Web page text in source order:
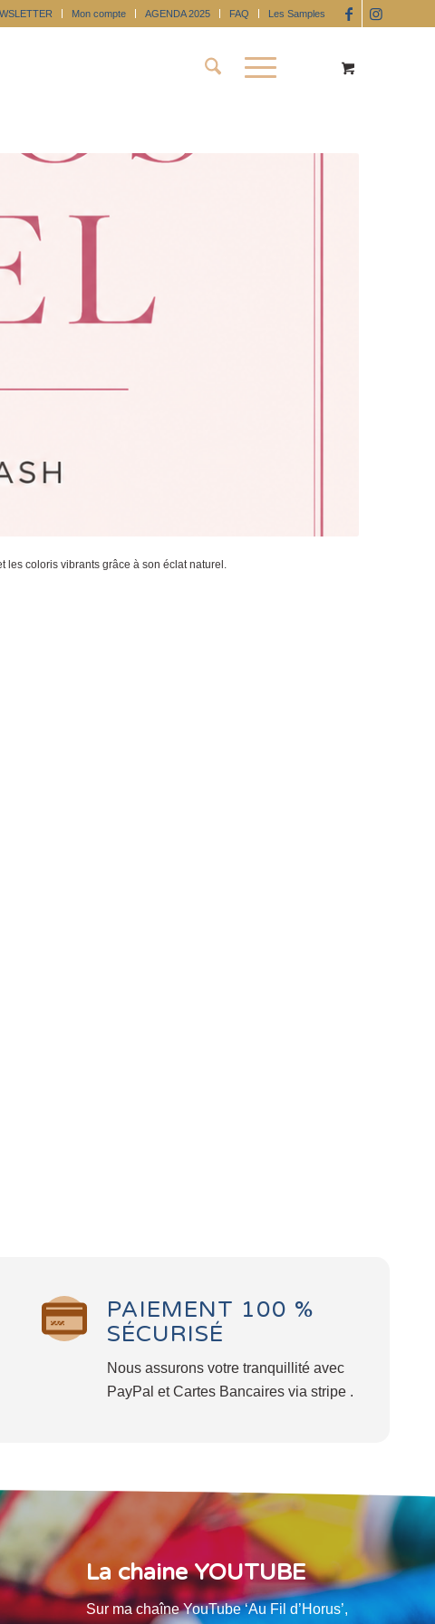
Mon compte AGENDA 2025 FAQ Les Samples
les coloris vibrants grâce à son éclat naturel.
PAIEMENT 100 %
SÉCURISÉ
Nous assurons votre tranquillité avec
PayPal et Cartes Bancaires via stripe .
La chaine YOUTUBE
Sur ma chaîne YouTube ‘Au Fil d’Horus’,